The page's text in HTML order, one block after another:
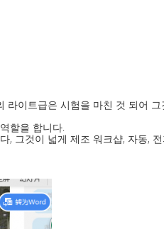
이트급은 시험을 마친 것 되어
할을 합니다.
그것이 넓게 제조 워크샵, 자동,